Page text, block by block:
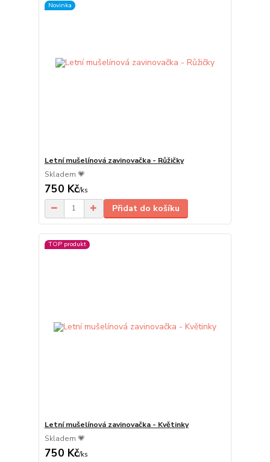
Novinka
Letní mušelínová zavinovačka - Růžičky
Skladem 💗
750 Kč/ks
Přidat do košíku
TOP produkt
Letní mušelínová zavinovačka - Květinky
Skladem 💗
750 Kč/ks